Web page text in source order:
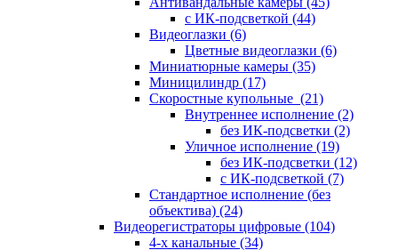
с ИК-подсветкой (44)
Видеоглазки (6)
Цветные видеоглазки (6)
Миниатюрные камеры (35)
Миницилиндр (17)
Скоростные купольные (21)
Внутреннее исполнение (2)
без ИК-подсветки (2)
Уличное исполнение (19)
без ИК-подсветки (12)
с ИК-подсветкой (7)
Стандартное исполнение (без
объектива) (24)
Видеорегистраторы цифровые (104)
4-х канальные (34)